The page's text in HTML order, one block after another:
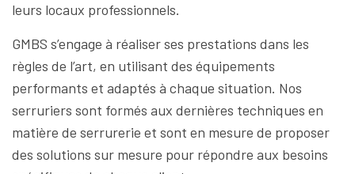
leurs locaux professionnels.
GMBS s’engage à réaliser ses prestations dans les
règles de l’art, en utilisant des équipements
performants et adaptés à chaque situation. Nos
serruriers sont formés aux dernières techniques en
matière de serrurerie et sont en mesure de proposer
des solutions sur mesure pour répondre aux besoins